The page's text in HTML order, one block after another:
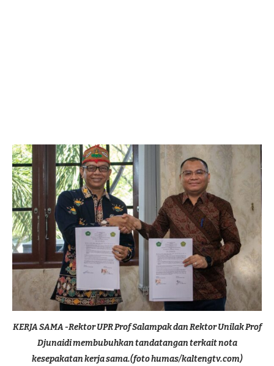
KERJA SAMA -Rektor UPR Prof Salampak dan Rektor Unilak Prof
Djunaidi membubuhkan tandatangan terkait nota
kesepakatan kerja sama.(foto humas/kaltengtv.com)